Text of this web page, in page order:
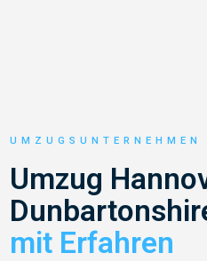
UMZUGSUNTERNEHMEN
Umzug
mit Erfahren